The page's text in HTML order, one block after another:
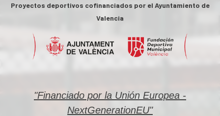
Proyectos deportivos cofinanciados por el Ayuntamiento de
Valencia
"Financiado por la Unión Europea -
NextGenerationEU"